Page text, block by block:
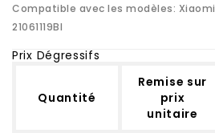
Compatible avec les modèles:
21061119BI
Prix Dégressifs
Quantité
Remise sur
prix
unitaire